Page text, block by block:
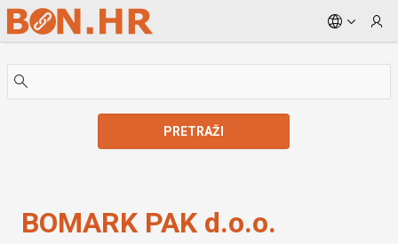
Skip to Main Content
PRETRAŽI
BOMARK PAK d.o.o.